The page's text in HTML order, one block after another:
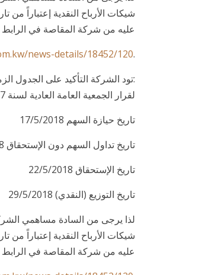
عليه من شركة المقاصة في الرابط
.
news-details/18452/120
لقرار الجمعية العامة العادية لسنة 2017 لشركة المعامل التي إنعقدت بتاريخ 2/5/2018 وذلك على النحو التالي
تاريخ حيازة السهم 17/5/2018
تاريخ تداول السهم دون الإستحقاق 20/5/2018
تاريخ الإستحقاق 22/5/2018
تاريخ التوزيع (النقدي) 29/5/2018
لذا يرجى من السادة مساهمي
عليه من شركة المقاصة في الرابط